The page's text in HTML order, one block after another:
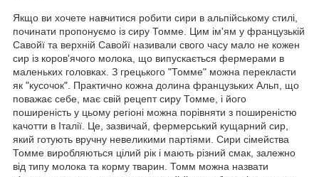
Якщо ви хочете навчитися робити сири в альпійському стилі,
починати пропонуємо із сиру Томме. Цим ім'ям у французькій
Савойї та верхній Савойї називали свого часу мало не кожен
сир із коров'ячого молока, що випускається фермерами в
маленьких головках. З грецького "Томме" можна перекласти
як "кусочок". Практично кожна долина французьких Альп, що
поважає себе, має свій рецепт сиру Томме, і його
поширеність у цьому регіоні можна порівняти з поширеністю
качотти в Італії. Це, зазвичай, фермерський кущарний сир,
який готують вручну невеликими партіями. Сири сімейства
Томме виробляються цілий рік і мають різний смак, залежно
від типу молока та корму тварин. Томм можна назвати